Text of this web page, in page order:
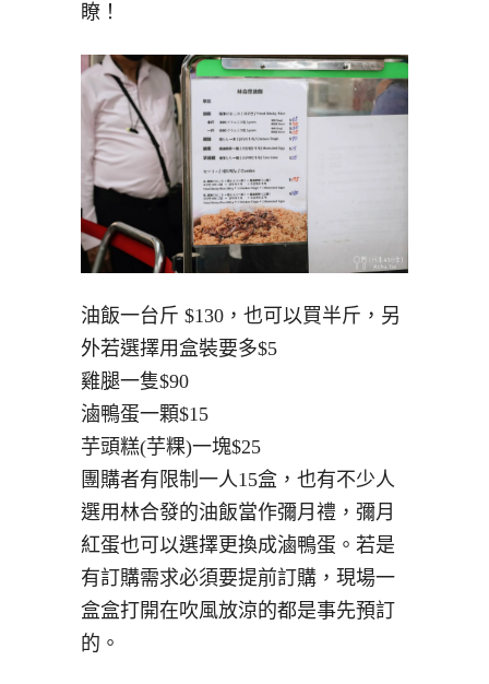
瞭！
油飯一台斤 $130，也可以買半斤，另
外若選擇用盒裝要多$5
雞腿一隻$90
滷鴨蛋一顆$15
芋頭糕(芋粿)一塊$25
團購者有限制一人15盒，也有不少人
選用林合發的油飯當作彌月禮，彌月
紅蛋也可以選擇更換成滷鴨蛋。若是
有訂購需求必須要提前訂購，現場一
盒盒打開在吹風放涼的都是事先預訂
的。